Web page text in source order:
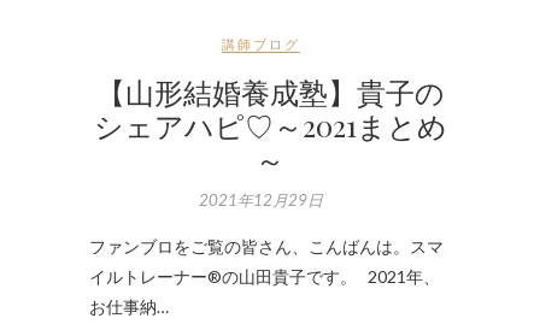
講師ブログ
【山形結婚養成塾】貴子の
シェアハピ♡～2021まとめ
～
2021年12月29日
ファンブロをご覧の皆さん、こんばんは。スマ
イルトレーナー®の山田貴子です。 2021年、
お仕事納…